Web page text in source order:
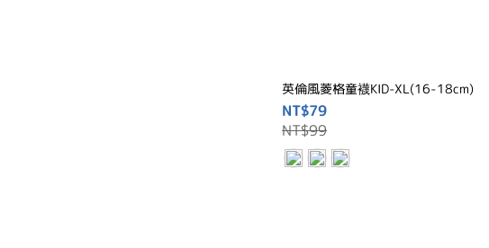
英倫風菱格童襪KID-XL(16-18cm)
NT$79
NT$99